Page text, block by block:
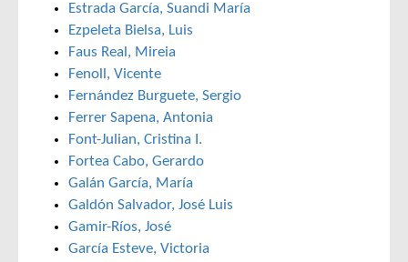
Estrada García, Suandi María
Ezpeleta Bielsa, Luis
Faus Real, Mireia
Fenoll, Vicente
Fernández Burguete, Sergio
Ferrer Sapena, Antonia
Font-Julian, Cristina I.
Fortea Cabo, Gerardo
Galán García, María
Galdón Salvador, José Luis
Gamir-Ríos, José
García Esteve, Victoria